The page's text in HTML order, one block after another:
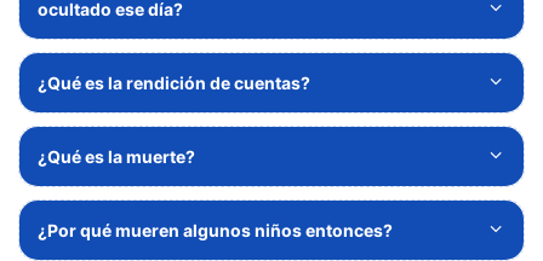
ocultado ese día?
¿Qué es la rendición de cuentas?
¿Qué es la muerte?
¿Por qué mueren algunos niños entonces?